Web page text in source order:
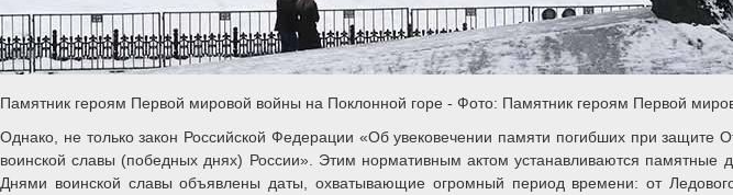
Памятник героям Первой мировой войны на Поклонной горе - Фото: Памятник героям Первой
Однако, не только закон Российской Федерации «Об увековечении памяти погибших при
воинской славы (победных днях) России». Этим нормативным актом устанавливаются
Днями воинской славы объявлены даты, охватывающие огромный период времени: от